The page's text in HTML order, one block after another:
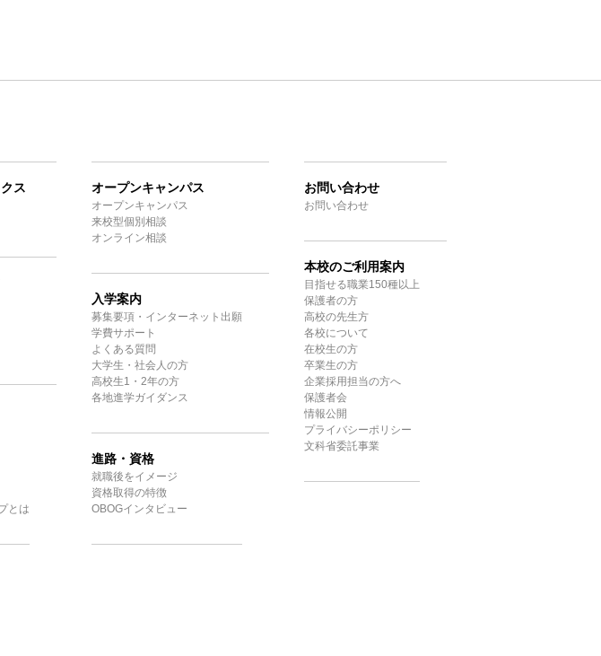
ス
とは
オープンキャンパス
オープンキャンパス
来校型個別相談
オンライン相談
入学案内
募集要項・インターネット出願
学費サポート
よくある質問
大学生・社会人の方
高校生1・2年の方
各地進学ガイダンス
進路・資格
就職後をイメージ
資格取得の特徴
OBOGインタビュー
お問い合わせ
お問い合わせ
本校のご利用案内
目指せる職業150種以上
保護者の方
高校の先生方
各校について
在校生の方
卒業生の方
企業採用担当の方へ
保護者会
情報公開
プライバシーポリシー
文科省委託事業